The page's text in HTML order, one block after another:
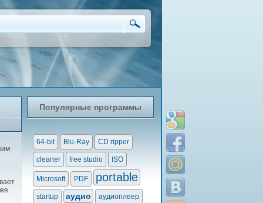
Популярные программы
64-bit Blu-Ray CD ripper
cleaner free studio ISO
Microsoft PDF portable
startup аудио аудиоплеер